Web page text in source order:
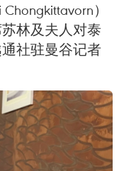
）
林及夫人对泰
社驻曼谷记者